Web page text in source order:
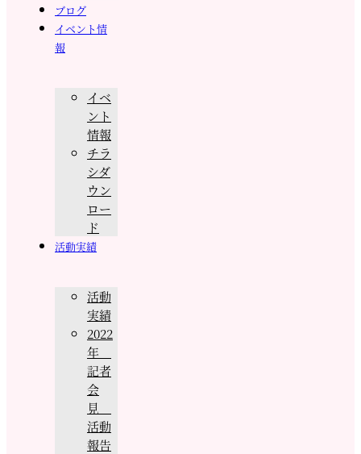
ブログ
イベント情
報
イベ
ント
情報
チラ
シダ
ウン
ロー
ド
活動実績
活動
実績
2022
年
記者
会
見
活動
報告